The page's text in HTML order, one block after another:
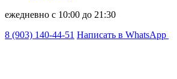
ежедневно с 10:00 до 21:30
8 (903) 140-44-51 Написать в WhatsApp